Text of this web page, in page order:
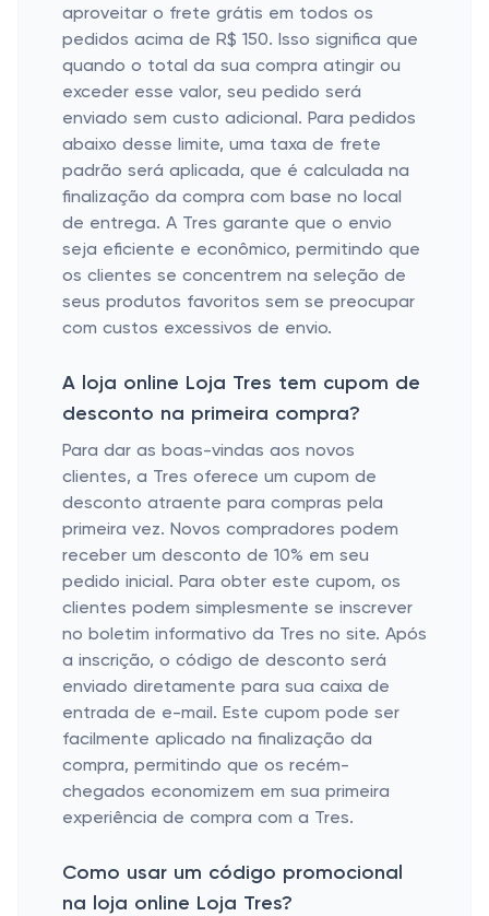
aproveitar o frete grátis em todos os
pedidos acima de R$ 150. Isso significa que
quando o total da sua compra atingir ou
exceder esse valor, seu pedido será
enviado sem custo adicional. Para pedidos
abaixo desse limite, uma taxa de frete
padrão será aplicada, que é calculada na
finalização da compra com base no local
de entrega. A Tres garante que o envio
seja eficiente e econômico, permitindo que
os clientes se concentrem na seleção de
seus produtos favoritos sem se preocupar
com custos excessivos de envio.
A loja online Loja Tres tem cupom de
desconto na primeira compra?
Para dar as boas-vindas aos novos
clientes, a Tres oferece um cupom de
desconto atraente para compras pela
primeira vez. Novos compradores podem
receber um desconto de 10% em seu
pedido inicial. Para obter este cupom, os
clientes podem simplesmente se inscrever
no boletim informativo da Tres no site. Após
a inscrição, o código de desconto será
enviado diretamente para sua caixa de
entrada de e-mail. Este cupom pode ser
facilmente aplicado na finalização da
compra, permitindo que os recém-
chegados economizem em sua primeira
experiência de compra com a Tres.
Como usar um código promocional
na loja online Loja Tres?